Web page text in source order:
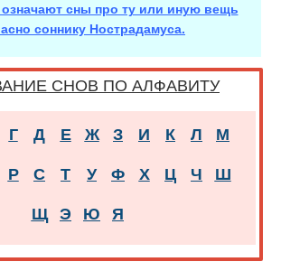
означают сны про ту или иную вещь
соннику Нострадамуса.
СНОВ ПО АЛФАВИТУ
Г Д Е Ж З И К Л М
Р С Т У Ф Х Ц Ч Ш
Щ Э Ю Я